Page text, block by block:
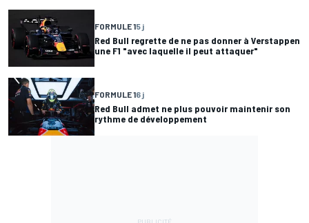
FORMULE 15 j
Red Bull regrette de ne pas donner à Verstappen
une F1 "avec laquelle il peut attaquer"
FORMULE 16 j
Red Bull admet ne plus pouvoir maintenir son
rythme de développement